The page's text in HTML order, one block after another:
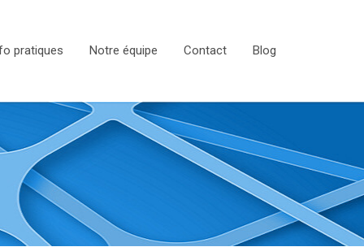
pratiques Notre équipe Contact Blog